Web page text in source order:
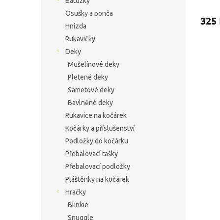
Osušky a ponča
Hnízda
Rukavičky
Deky
Mušelínové deky
Pletené deky
Sametové deky
Bavlněné deky
Rukavice na kočárek
Kočárky a příslušenství
Podložky do kočárku
Přebalovací tašky
Přebalovací podložky
Pláštěnky na kočárek
Hračky
Blinkie
Snuggle
325